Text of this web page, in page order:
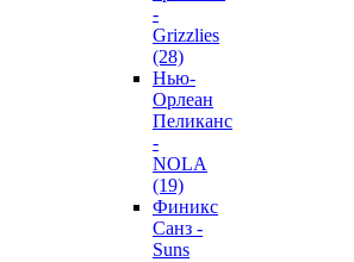
-
Grizzlies
(28)
Нью-
Орлеан
Пеликанс
-
NOLA
(19)
Финикс
Санз -
Suns